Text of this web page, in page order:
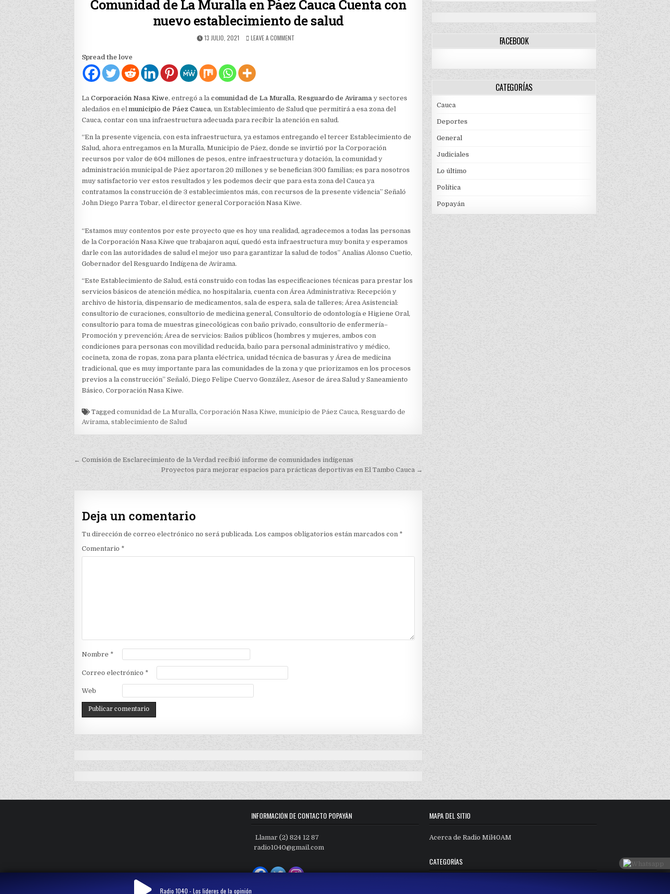
Comunidad de La Muralla en Páez Cauca Cuenta con
nuevo establecimiento de salud
PUBLISHED
13 JULIO, 2021 LEAVE A COMMENT
CAUCA
CUENTA
CON
NUEVO
DE
SALUD
Spread the love
La Corporación Nasa Kiwe, entregó a la comunidad de La Muralla, Resguardo de Avirama y sectores
aledaños en elmunicipio de Páez Cauca, un Establecimiento de Salud que permitirá a esa zona del
Cauca, contar con una infraestructura adecuada para recibir la atención en salud.
“En la presente vigencia, con esta infraestructura, ya estamos entregando el tercer Establecimiento de
Salud, ahora entregamos en la Muralla, Municipio de Páez, donde se invirtió por la Corporación
recursos por valor de 604 millones de pesos, entre infraestructura y dotación, la comunidad y
administración municipal de Páez aportaron 20 millones y se benefician 300 familias; es para nosotros
muy satisfactorio ver estos resultados y les podemos decir que para esta zona del Cauca ya
contratamos la construcción de 3 establecimientos más, con recursos de la presente videncia” Señaló
John Diego Parra Tobar, el director general Corporación Nasa Kiwe.
“Estamos muy contentos por este proyecto que es hoy una realidad, agradecemos a todas las personas
de la Corporación Nasa Kiwe que trabajaron aquí, quedó esta infraestructura muy bonita y esperamos
darle con las autoridades de salud el mejor uso para garantizar la salud de todos” Analias Alonso Cuetio,
Gobernador del Resguardo Indígena de Avirama.
“Este Establecimiento de Salud, está construido con todas las especificaciones técnicas para prestar los
servicios básicos de atención médica, no hospitalaria, cuenta con Área Administrativa: Recepción y
archivo de historia, dispensario de medicamentos, sala de espera, sala de talleres; Área Asistencial:
consultorio de curaciones, consultorio de medicina general, Consultorio de odontología e Higiene Oral,
consultorio para toma de muestras ginecológicas con baño privado, consultorio de enfermería–
Promoción y prevención; Área de servicios: Baños públicos (hombres y mujeres, ambos con
condiciones para personas con movilidad reducida, baño para personal administrativo y médico,
cocineta, zona de ropas, zona para planta eléctrica, unidad técnica de basuras y Área de medicina
tradicional, que es muy importante para las comunidades de la zona y que priorizamos en los procesos
previos a la construcción” Señaló, Diego Felipe Cuervo González, Asesor de área Salud y Saneamiento
Básico, Corporación Nasa Kiwe.
Taggedcomunidad de La Muralla,Corporación Nasa Kiwe,municipio de Páez Cauca,Resguardo de
Avirama,stablecimiento de Salud
Navegación
entradas
← Comisión de Esclarecimiento de la Verdad recibió informe de comunidades indígenas
Proyectos para mejorar espacios para prácticas deportivas en El Tambo Cauca →
Deja un comentario
Tu dirección de correo electrónico no será publicada. Los campos obligatorios están marcados con *
Comentario *
Nombre *
Correo electrónico *
Web
FACEBOOK
CATEGORÍAS
Cauca
Deportes
General
Judiciales
Lo último
Política
Popayán
INFORMACIÓN DE CONTACTO POPAYÁN
Llamar (2) 824 12 87
radio1040@gmail.com
MAPA DEL SITIO
Acerca de Radio Mil40AM
CATEGORÍAS
Radio 1040 - Los lideres de la opinión